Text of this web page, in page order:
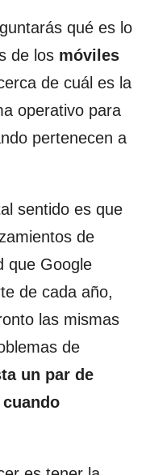
qué es lo
de los móviles
de cuál es la
operativo para
pertenecen a
sentido es que
de
que Google
de cada año,
las mismas
de
un par de